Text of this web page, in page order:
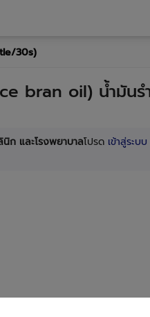
30s)
bran oil) น้ำมันร
นิก และโรงพยาบาลโปรด เข้าสู่ระบบ